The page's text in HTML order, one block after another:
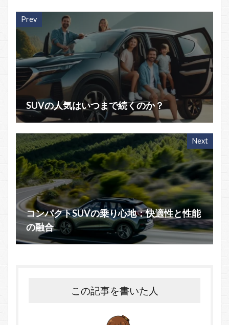
Prev
SUVの人気はいつまで続くのか？
Next
コンパクトSUVの乗り心地：快適性と性能
の融合
この記事を書いた人